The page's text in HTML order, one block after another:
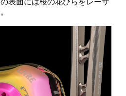
表面には桜の花びらをレーザ